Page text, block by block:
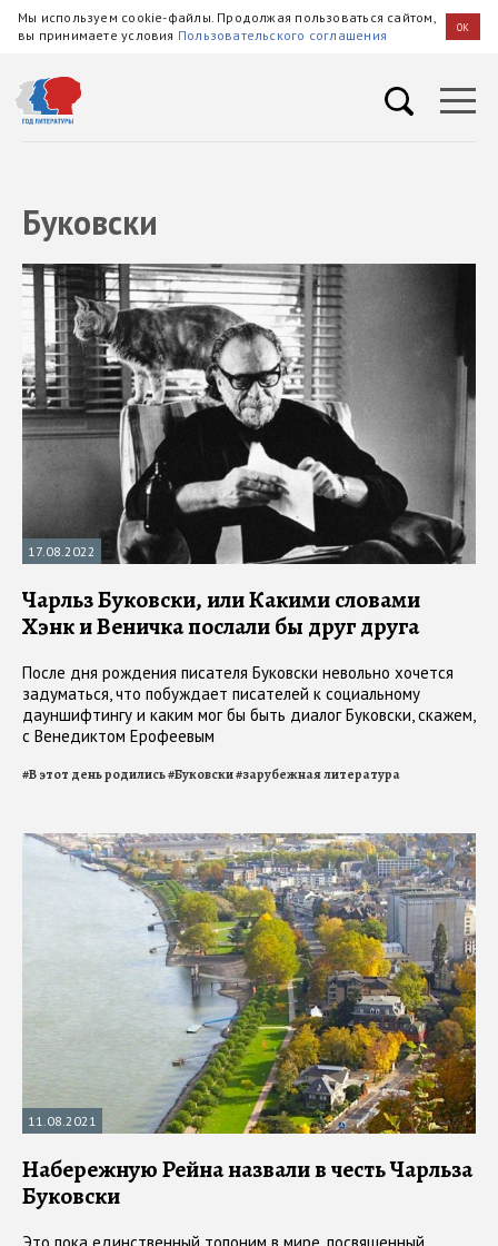
Мы используем cookie-файлы. Продолжая пользоваться сайтом,
вы принимаете условия Пользовательского соглашения OK
Буковски
17.08.2022
Чарльз Буковски, или Какими словами
Хэнк и Веничка послали бы друг друга
После дня рождения писателя Буковски невольно хочется
задуматься, что побуждает писателей к социальному
дауншифтингу и каким мог бы быть диалог Буковски, скажем,
с Венедиктом Ерофеевым
#В этот день родились#Буковски#зарубежная литература
11.08.2021
Набережную Рейна назвали в честь Чарльза
Буковски